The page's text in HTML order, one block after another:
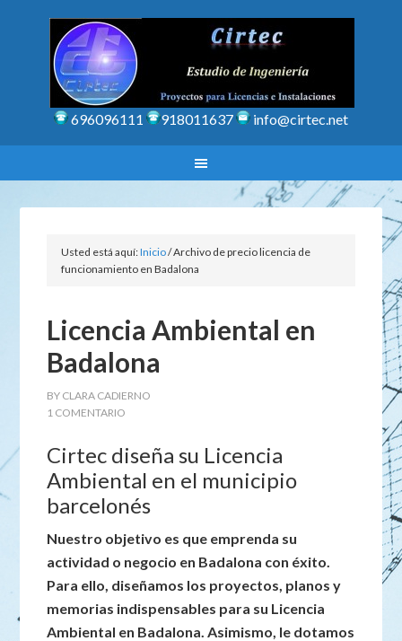
696096111 918011637 info@cirtec.net
Usted está aquí:Inicio/Archivo de precio licencia de
funcionamiento en Badalona
Licencia Ambiental en
Badalona
BY CLARA CADIERNO
1 COMENTARIO
Cirtec diseña su Licencia
Ambiental en el municipio
barcelonés
Nuestro objetivo es que emprenda su
actividad o negocio en Badalona con éxito.
Para ello, diseñamos los proyectos, planos y
memorias indispensables para su Licencia
Ambiental en Badalona. Asimismo, le dotamos